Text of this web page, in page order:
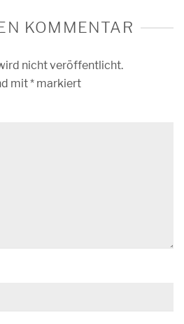
KOMMENTAR
nicht veröffentlicht.
mit* markiert